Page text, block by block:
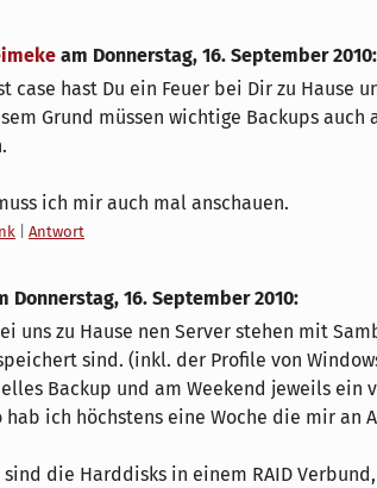
am Donnerstag, 16. September 2010:
case hast Du ein Feuer bei Dir zu Hause
Grund müssen wichtige Backups auch
ich mir auch mal anschauen.
Antwort
Donnerstag, 16. September 2010:
uns zu Hause nen Server stehen mit
sind. (inkl. der Profile von
Backup und am Weekend jeweils ein
hab ich höchstens eine Woche die mir an
die Harddisks in einem RAID